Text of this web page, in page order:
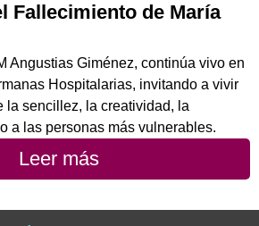
Fallecimiento de María
Angustias Giménez, continúa vivo en
Hospitalarias, invitando a vivir
la sencillez, la creatividad, la
a las personas más vulnerables.
Leer más